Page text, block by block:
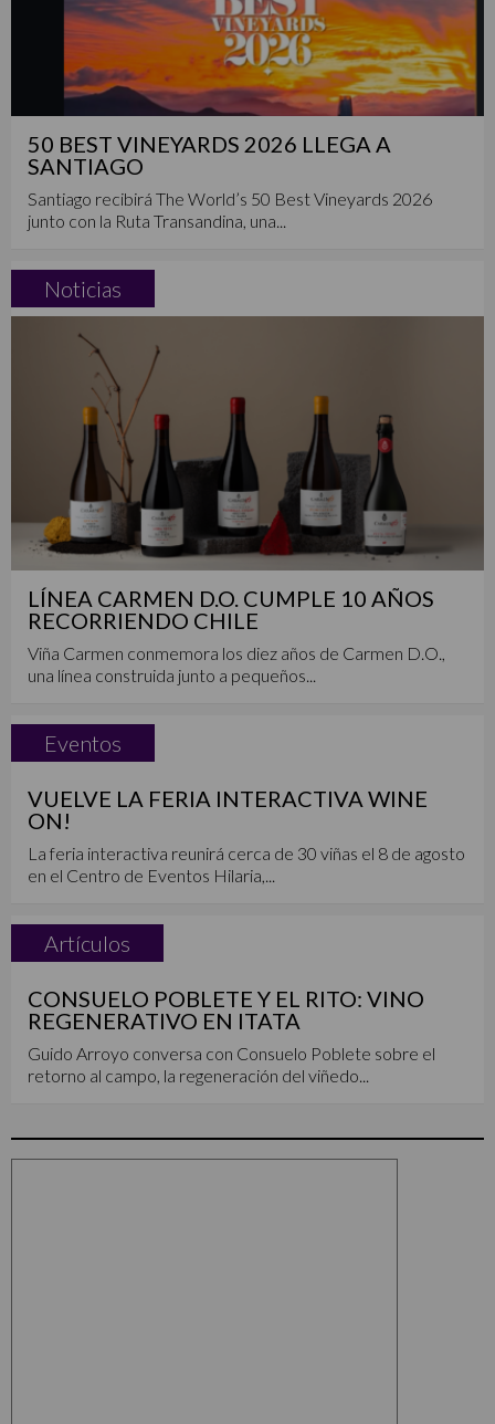
50 BEST VINEYARDS 2026 LLEGA A
SANTIAGO
Santiago recibirá The World’s 50 Best Vineyards 2026
junto con la Ruta Transandina, una...
Noticias
LÍNEA CARMEN D.O. CUMPLE 10 AÑOS
RECORRIENDO CHILE
Viña Carmen conmemora los diez años de Carmen D.O.,
una línea construida junto a pequeños...
Eventos
VUELVE LA FERIA INTERACTIVA WINE
ON!
La feria interactiva reunirá cerca de 30 viñas el 8 de agosto
en el Centro de Eventos Hilaria,...
Artículos
CONSUELO POBLETE Y EL RITO: VINO
REGENERATIVO EN ITATA
Guido Arroyo conversa con Consuelo Poblete sobre el
retorno al campo, la regeneración del viñedo...